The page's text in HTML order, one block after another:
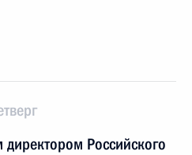
Российского